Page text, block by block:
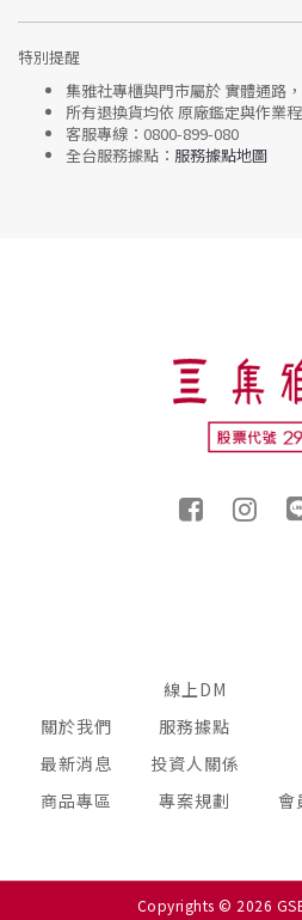
特別提醒
集雅社專櫃與門市屬於 實體通路
所有退換貨均依 原廠鑑定與作業
客服專線： 0800-899-080
全台服務據點： 服務據點地圖
關於我們
最新消息
商品專區
線上DM
服務據點
投資人關係
專案規劃
會
Copyrights © 2026